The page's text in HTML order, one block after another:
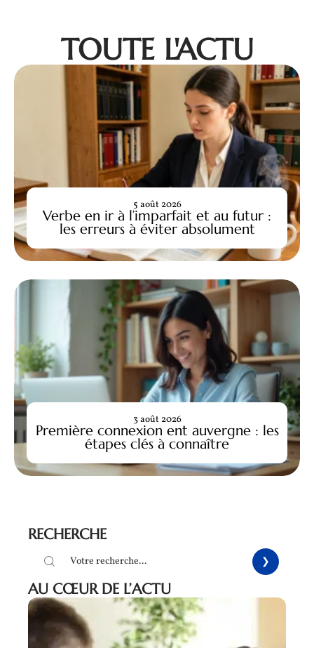
TOUTE L'ACTU
Verbe en ir à l’imparfait et au futur :
les erreurs à éviter absolument
5 août 2026
Première connexion ent auvergne : les
étapes clés à connaître
3 août 2026
RECHERCHE
AU CŒUR DE L’ACTU